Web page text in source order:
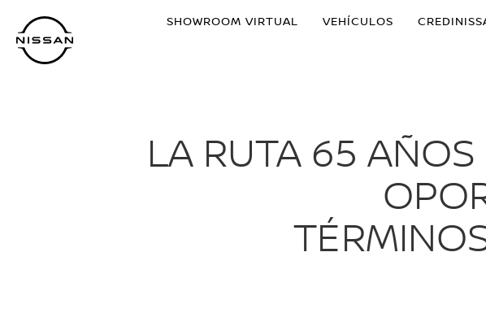
contenido
principal
SHOWROOM VIRTUAL VEHÍCULOS
LA RUTA 65